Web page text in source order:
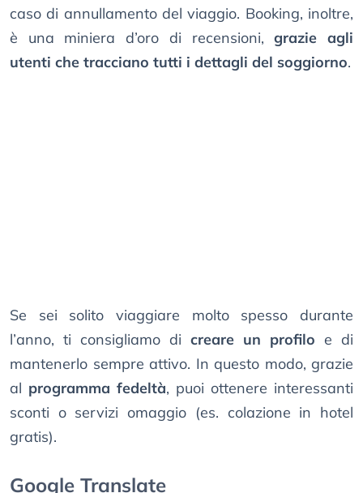
caso di annullamento del viaggio. Booking, inoltre,
è una miniera d’oro di recensioni,grazie agli
utenti che tracciano tutti i dettagli del soggiorno.
Se sei solito viaggiare molto spesso durante
l’anno, ti consigliamo di creare un profilo e di
mantenerlo sempre attivo. In questo modo, grazie
al programma fedeltà, puoi ottenere interessanti
sconti o servizi omaggio (es. colazione in hotel
gratis).
Google Translate